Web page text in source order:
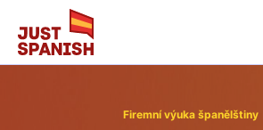
Firemní výuka španělštiny